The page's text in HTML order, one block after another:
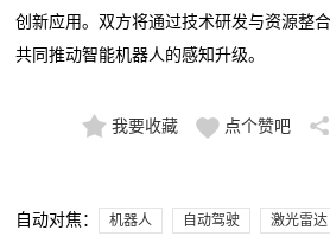
创新应用。双方将通过技术研发与资源整
共同推动智能机器人的感知升级。
我要收藏 点个赞吧
自动对焦： 机器人 自动驾驶 激光雷达